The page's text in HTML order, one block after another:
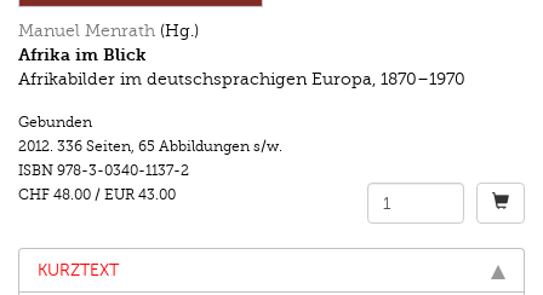
Manuel Menrath (Hg.)
Afrika im Blick
Afrikabilder im deutschsprachigen Europa, 1870–1970
Gebunden
2012. 336 Seiten, 65 Abbildungen s/w.
ISBN 978-3-0340-1137-2
CHF 48.00 / EUR 43.00
KURZTEXT